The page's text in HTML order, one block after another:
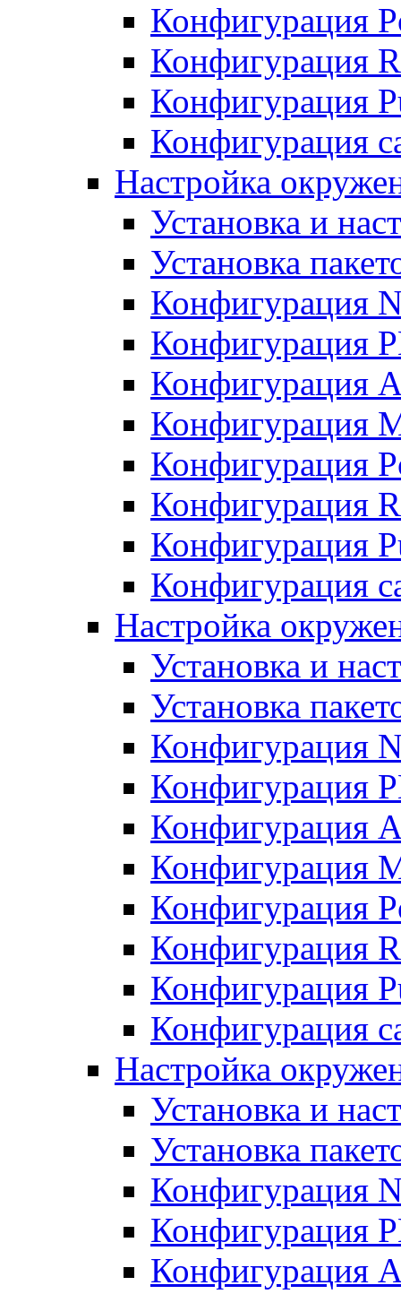
Конфигурация
Конфигурация
Конфигурация
Конфигурация
Настройка
Установка и
Установка
Конфигурация
Конфигурация
Конфигурация
Конфигурация
Конфигурация
Конфигурация
Конфигурация
Конфигурация
Настройка
Установка и
Установка
Конфигурация
Конфигурация
Конфигурация
Конфигурация
Конфигурация
Конфигурация
Конфигурация
Конфигурация
Настройка
Установка и
Установка
Конфигурация
Конфигурация
Конфигурация